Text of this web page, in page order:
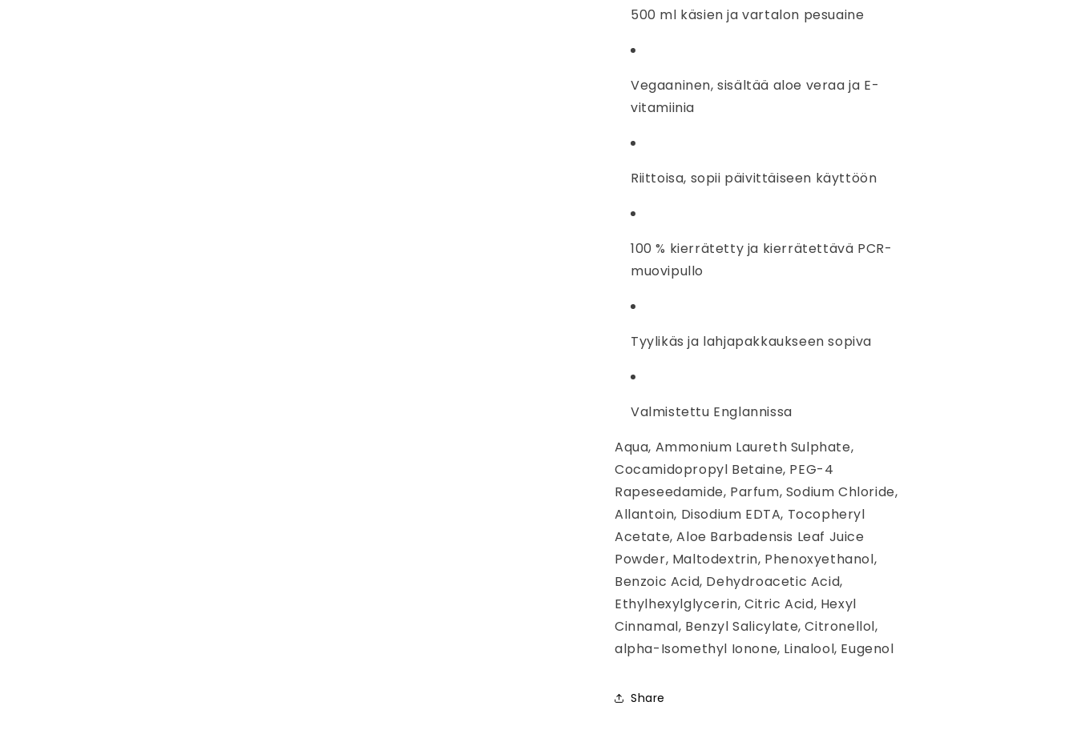
500 ml käsien ja vartalon pesuaine
Vegaaninen, sisältää aloe veraa ja E-
vitamiinia
Riittoisa, sopii päivittäiseen käyttöön
100 % kierrätetty ja kierrätettävä PCR-
muovipullo
Tyylikäs ja lahjapakkaukseen sopiva
Valmistettu Englannissa
Aqua, Ammonium Laureth Sulphate,
Cocamidopropyl Betaine, PEG-4
Rapeseedamide, Parfum, Sodium Chloride,
Allantoin, Disodium EDTA, Tocopheryl
Acetate, Aloe Barbadensis Leaf Juice
Powder, Maltodextrin, Phenoxyethanol,
Benzoic Acid, Dehydroacetic Acid,
Ethylhexylglycerin, Citric Acid, Hexyl
Cinnamal, Benzyl Salicylate, Citronellol,
alpha-Isomethyl Ionone, Linalool, Eugenol
Share